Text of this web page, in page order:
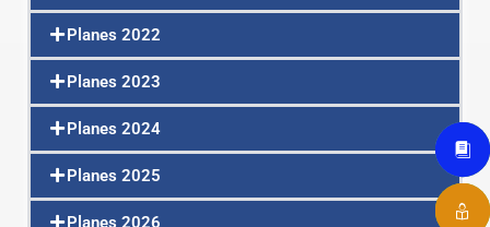
Planes 2022
Planes 2023
Planes 2024
Planes 2025
Planes 2026